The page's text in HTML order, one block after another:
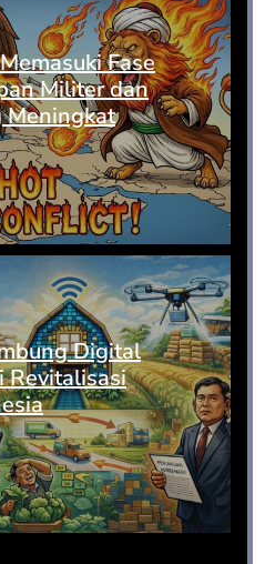
Fase
Militer dan
Meningkat
Digital
Revitalisasi